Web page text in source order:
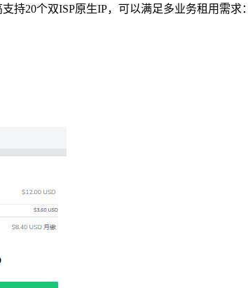
持20个双ISP原生IP，可以满足多业务租用需求：